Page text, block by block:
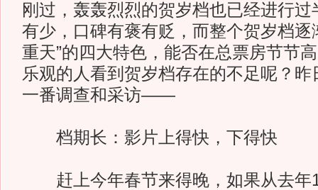
刚过，轰轰烈烈的贺岁档也已经进行
有少，口碑有褒有贬，而整个贺岁档逐
重天”的四大特色，能否在总票房节节
乐观的人看到贺岁档存在的不足呢？
一番调查和采访——
档期长：影片上得快，下得快
赶上今年春节来得晚，如果从去年